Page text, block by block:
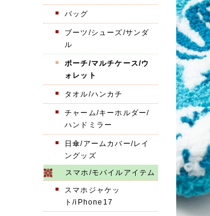
バッグ
ブーツ/シューズ/サンダ
ル
ポーチ/マルチケース/ウ
ォレット
タオル/ハンカチ
チャーム/キーホルダー/
ハンドミラー
日傘/アームカバー/レイ
ングッズ
スマホ/モバイルアイテム
スマホジャケッ
ト/iPhone17